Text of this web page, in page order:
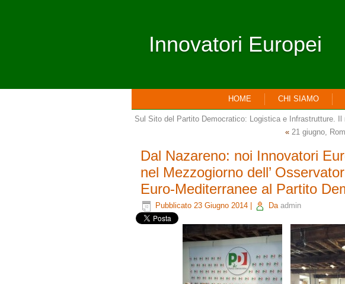
Innovatori Europei
HOME CHI SIAMO
Sul Sito del Partito Democratico: Logistica e Infrastrutture.
« 21 giugno,
Dal Nazareno: noi Innovatori
nel Mezzogiorno dell’
Euro-Mediterranee al Partito
Pubblicato 23 Giugno 2014 Da admin